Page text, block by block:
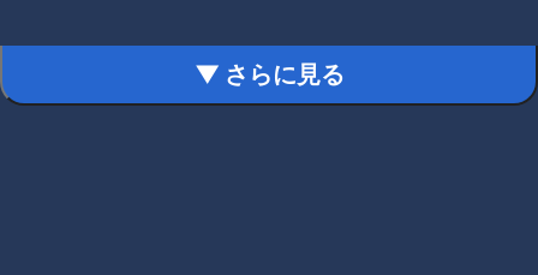
▼ さらに見る